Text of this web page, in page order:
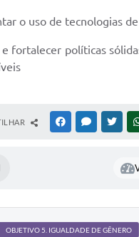
o uso de tecnologias
fortalecer políticas
FACEBOOKMESSENGER
OBJETIVO 5. IGUALDADE DE GÊNERO